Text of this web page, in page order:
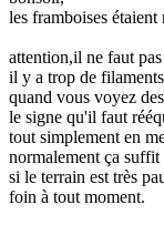
les framboises
attention,il ne faut
il y a trop de
quand vous voyez
le signe qu'il faut
tout simplement en
normalement ça
si le terrain est très
foin à tout moment.